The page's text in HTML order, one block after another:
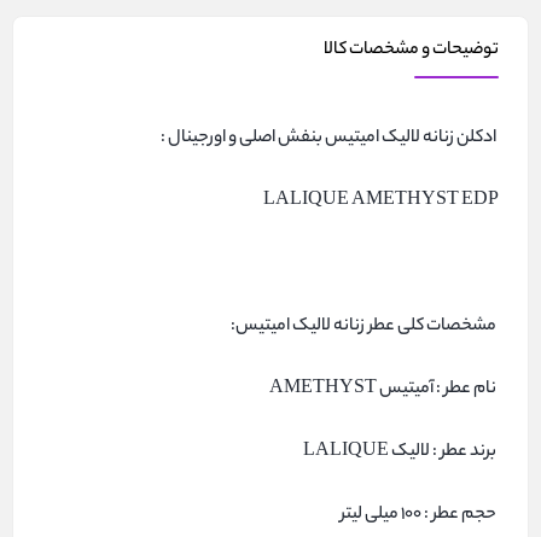
توضیحات و مشخصات کالا
ادکلن زنانه لالیک امیتیس بنفش اصلی و اورجینال :
LALIQUE AMETHYST EDP
مشخصات کلی عطر زنانه لالیک امیتیس:
نام عطر : آمیتیس AMETHYST
برند عطر : لالیک LALIQUE
حجم عطر : 100 میلی لیتر